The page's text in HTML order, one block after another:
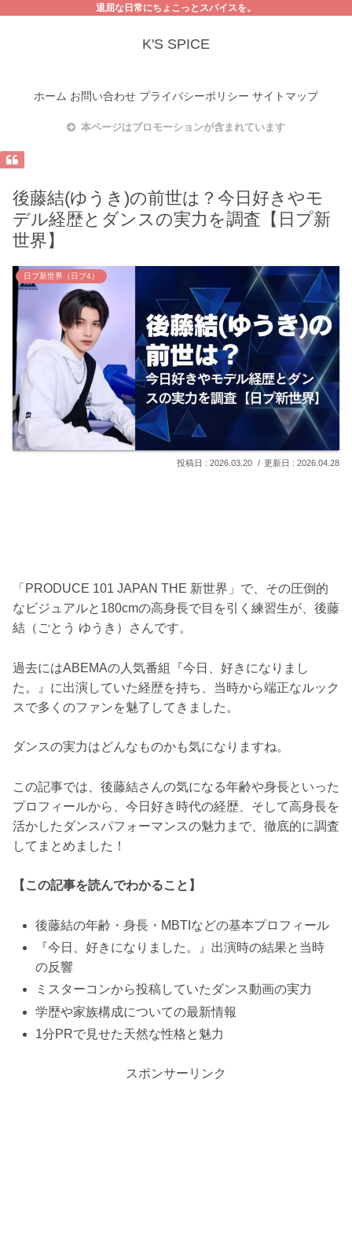
退屈な日常にちょこっとスパイスを。
K'S SPICE
ホーム お問い合わせ プライバシーポリシー サイトマップ
本ページはプロモーションが含まれています
後藤結(ゆうき)の前世は？今日好きやモ
デル経歴とダンスの実力を調査【日プ新
世界】
日プ新世界（日プ4）
2026.03.20 2026.04.28
「PRODUCE 101 JAPAN THE 新世界」で、その圧倒的
なビジュアルと180cmの高身長で目を引く練習生が、後藤
結（ごとう ゆうき）さんです。
過去にはABEMAの人気番組『今日、好きになりまし
た。』に出演していた経歴を持ち、当時から端正なルック
スで多くのファンを魅了してきました。
ダンスの実力はどんなものかも気になりますね。
この記事では、後藤結さんの気になる年齢や身長といった
プロフィールから、今日好き時代の経歴、そして高身長を
活かしたダンスパフォーマンスの魅力まで、徹底的に調査
してまとめました！
【この記事を読んでわかること】
後藤結の年齢・身長・MBTIなどの基本プロフィール
『今日、好きになりました。』出演時の結果と当時
の反響
ミスターコンから投稿していたダンス動画の実力
学歴や家族構成についての最新情報
1分PRで見せた天然な性格と魅力
スポンサーリンク